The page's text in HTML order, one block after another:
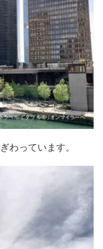
わっています。